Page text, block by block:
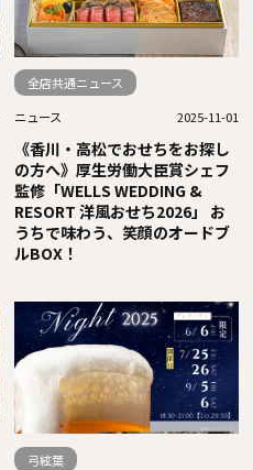
全店共通ニュース
ニュース
2025-11-01
《香川・高松でおせちをお探し
の方へ》厚生労働大臣賞シェフ
監修「WELLS WEDDING &
RESORT 洋風おせち2026」 お
うちで味わう、笑顔のオードブ
ルBOX！
弓絃葉